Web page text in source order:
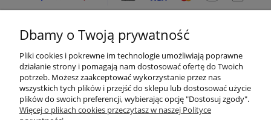
Moje konto
Płatności i dostawa
Informacje
Dbamy o Twoją prywatność
Pliki cookies i pokrewne im technologie umożliwiają poprawne
działanie strony i pomagają nam dostosować ofertę do Twoich
potrzeb. Możesz zaakceptować wykorzystanie przez nas
wszystkich tych plików i przejść do sklepu lub dostosować użycie
plików do swoich preferencji, wybierając opcję "Dostosuj zgody".
Więcej o plikach cookies przeczytasz w naszej Polityce